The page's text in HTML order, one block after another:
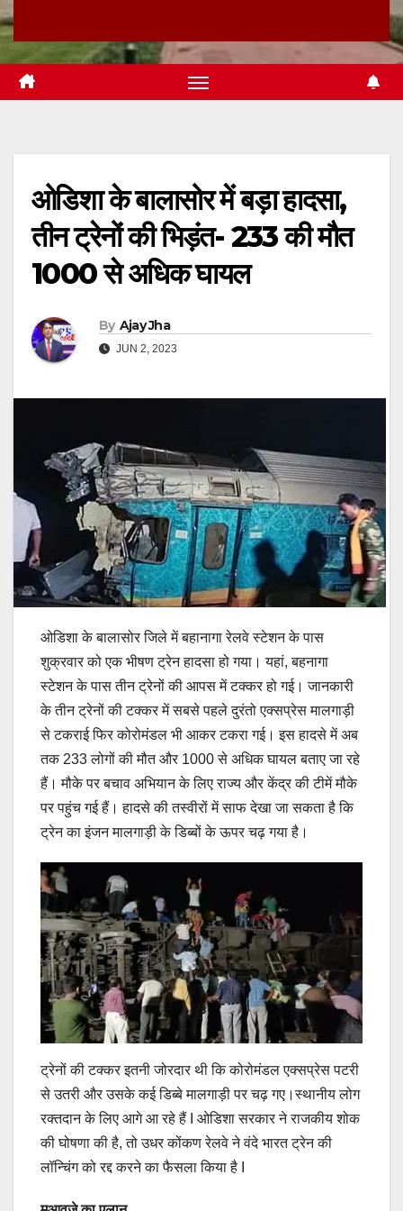
ओडिशा के बालासोर में बड़ा हादसा,
तीन ट्रेनों की भिड़ंत- 233 की मौत
1000 से अधिक घायल
By Ajay Jha
JUN 2, 2023
ओडिशा के बालासोर जिले में बहानागा रेलवे स्टेशन के पास
शुक्रवार को एक भीषण ट्रेन हादसा हो गया। यहां, बहनागा
स्टेशन के पास तीन ट्रेनों की आपस में टक्कर हो गई। जानकारी
के तीन ट्रेनों की टक्कर में सबसे पहले दुरंतो एक्सप्रेस मालगाड़ी
से टकराई फिर कोरोमंडल भी आकर टकरा गई। इस हादसे में अब
तक 233 लोगों की मौत और 1000 से अधिक घायल बताए जा रहे
हैं। मौके पर बचाव अभियान के लिए राज्य और केंद्र की टीमें मौके
पर पहुंच गई हैं। हादसे की तस्वीरों में साफ देखा जा सकता है कि
ट्रेन का इंजन मालगाड़ी के डिब्बों के ऊपर चढ़ गया है।
ट्रेनों की टक्कर इतनी जोरदार थी कि कोरोमंडल एक्सप्रेस पटरी
से उतरी और उसके कई डिब्बे मालगाड़ी पर चढ़ गए।स्थानीय लोग
रक्तदान के लिए आगे आ रहे हैं I ओडिशा सरकार ने राजकीय शोक
की घोषणा की है, तो उधर कोंकण रेलवे ने वंदे भारत ट्रेन की
लॉन्चिंग को रद्द करने का फैसला किया है I